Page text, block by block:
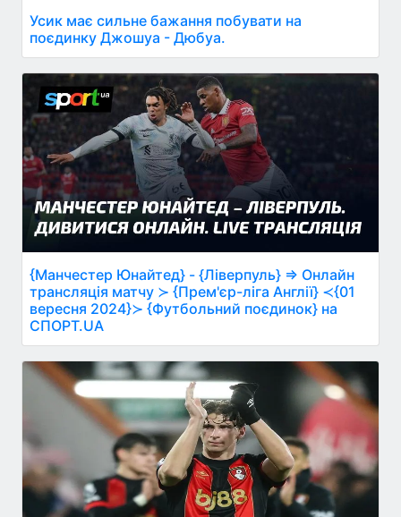
Усик має сильне бажання побувати на
поєдинку Джошуа - Дюбуа.
{Манчестер Юнайтед} - {Ліверпуль} ⇒ Онлайн
трансляція матчу ≻ {Прем'єр-ліга Англії} ≺{01
вересня 2024}≻ {Футбольний поєдинок} на
СПОРТ.UA